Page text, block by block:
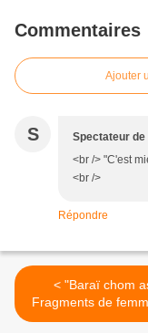
Commentaires
Ajouter
S Spectateur de
<br /> "C'est
<br />
Répondre
< "Baraï chom ast,
Fragments de
50ème!